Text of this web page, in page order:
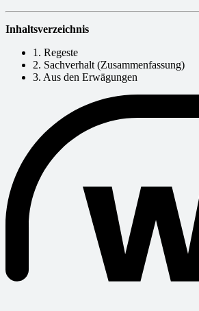
Inhaltsverzeichnis
1. Regeste
2. Sachverhalt (Zusammenfassung)
3. Aus den Erwägungen